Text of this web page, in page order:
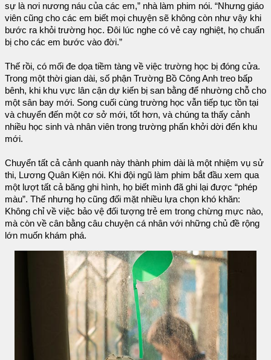
sự là nơi nương náu của các em,” nhà làm phim nói. “Nhưng giáo
viên cũng cho các em biết mọi chuyện sẽ không còn như vậy khi
bước ra khỏi trường học. Đôi lúc nghe có vẻ cay nghiệt, họ chuẩn
bị cho các em bước vào đời.”
Thế rồi, có mối đe dọa tiềm tàng về việc trường học bị đóng cửa.
Trong một thời gian dài, số phận Trường Bồ Công Anh treo bấp
bênh, khi khu vực lân cận dự kiến bị san bằng để nhường chỗ cho
một sân bay mới. Song cuối cùng trường học vẫn tiếp tục tồn tại
và chuyển đến một cơ sở mới, tốt hơn, và chúng ta thấy cảnh
nhiều học sinh và nhân viên trong trường phấn khởi dời đến khu
mới.
Chuyển tất cả cảnh quanh này thành phim dài là một nhiệm vụ sử
thi, Lương Quân Kiện nói. Khi đội ngũ làm phim bắt đầu xem qua
một lượt tất cả băng ghi hình, họ biết mình đã ghi lại được “phép
màu”. Thế nhưng họ cũng đối mặt nhiều lựa chọn khó khăn:
Không chỉ về việc bảo vệ đối tượng trẻ em trong chừng mực nào,
mà còn về cân bằng câu chuyện cá nhân với những chủ đề rộng
lớn muốn khám phá.